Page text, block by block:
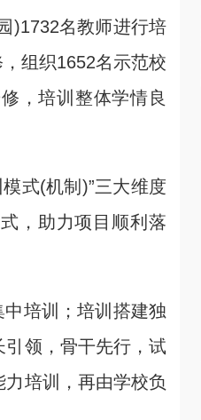
)1732名教师进行培
组织1652名示范校
，培训整体学情良
式(机制)”三大维度
，助力项目顺利落
培训；培训搭建独
领，骨干先行，试
培训，再由学校负